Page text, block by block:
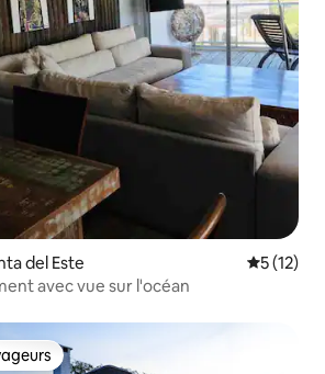
del Este
5 (12)
avec vue sur l'océan